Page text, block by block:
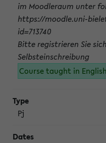
im Moodleraum unter
https://moodle.uni-
id=713740
Bitte registrieren Sie
Selbsteinschreibung
Course taught in English
Pj